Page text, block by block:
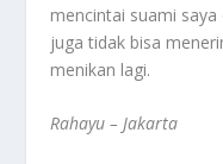
mencintai suami
juga tidak bisa
menikan lagi.
Rahayu – Jakarta